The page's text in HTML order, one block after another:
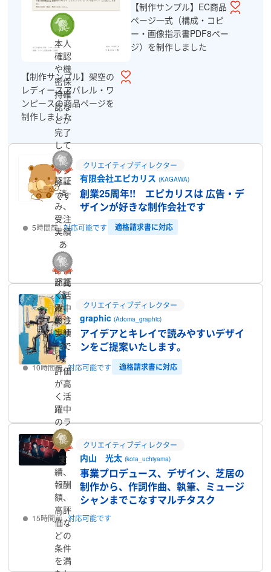
【制作サンプル】架空の
レディースアパレル・ワ
ンピースの商品ページを
制作しました
【制作サンプル】EC商品
ページ一式（構成・コピ
ー・画像指示書PDF8ペー
ジ）を制作しました
本人
確認
や機
密保
持確
認な
どが
完了
して
いる
ラン
サー
です
クリエイティブディレクター
有限会社エピカリス(KAGAWA)
創業25周年!! エピカリスは 広告・デ
ザインが好きな制作会社です
5時間前 対応可能です 適格請求書に対応
認証
済
み、
受注
実績
あ
り、
評価
が高
く活
躍中
のラ
ンサ
ーで
す
クリエイティブディレクター
graphic(Adoma_graphic)
アイデアとキレイで読みやすいデザイ
ンをご提案いたします。
10時間前 対応可能です 適格請求書に対応
認証
済
み、
受注
実績
あ
り、
評価
が高
く活
躍中
のラ
ンサ
ーで
す
クリエイティブディレクター
内山 光太(kota_uchiyama)
事業プロデュース、デザイン、芝居の
制作から、作詞作曲、執筆、ミュージ
シャンまでこなすマルチタスク
15時間前 対応可能です
実
績、
報酬
額、
高評
価な
どの
条件
を満